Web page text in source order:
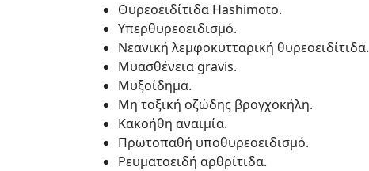
Θυρεοειδίτιδα Hashimoto.
Υπερθυρεοειδισμό.
Νεανική λεμφοκυτταρική θυρεοειδίτιδα.
Μυασθένεια gravis.
Μυξοίδημα.
Μη τοξική οζώδης βρογχοκήλη.
Κακοήθη αναιμία.
Πρωτοπαθή υποθυρεοειδισμό.
Ρευματοειδή αρθρίτιδα.